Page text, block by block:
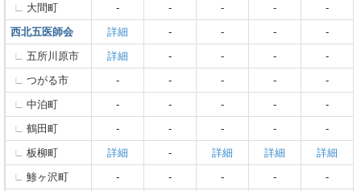
大間町
- - - -
-
西北五医師会
詳細 - - -
-
五所川原市
詳細 - - -
-
つがる市
- - - -
-
中泊町
- - - -
-
鶴田町
- - - -
-
板柳町
詳細 - 詳細 詳細
詳細
鯵ヶ沢町
- - - -
-